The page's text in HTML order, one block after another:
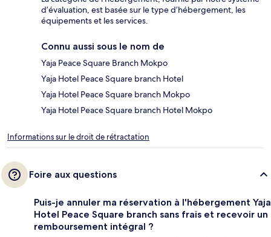
d’évaluation, est basée sur le type d’hébergement, les
équipements et les services.
Connu aussi sous le nom de
Yaja Peace Square Branch Mokpo
Yaja Hotel Peace Square branch Hotel
Yaja Hotel Peace Square branch Mokpo
Yaja Hotel Peace Square branch Hotel Mokpo
Informations sur le droit de rétractation
Foire aux questions
Puis-je annuler ma réservation à l'hébergement Yaja
Hotel Peace Square branch sans frais et recevoir un
remboursement intégral ?